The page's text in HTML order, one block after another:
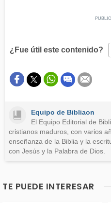
¿Fue útil este contenido?
Este contenido contiene
Otro
Equipo de Bibliaon
El Equipo Editorial de
cristianos maduros, con varios
enseñanza de la Biblia y la
con Jesús y la Palabra de Dios.
TE PUEDE INTERESAR